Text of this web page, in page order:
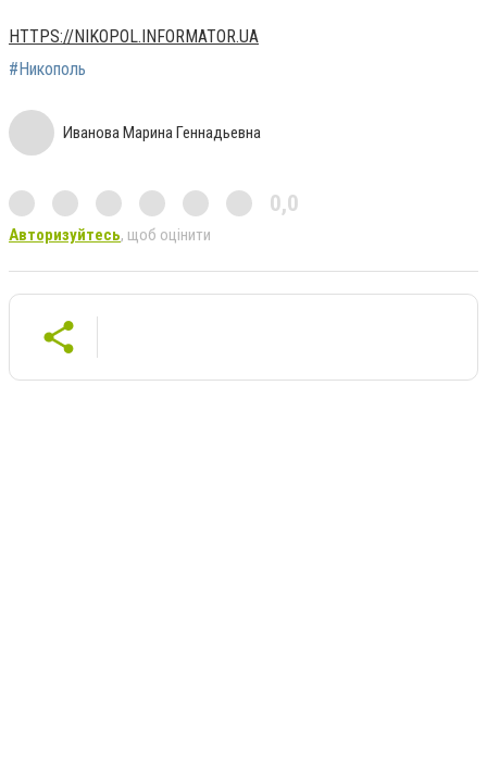
HTTPS://NIKOPOL.INFORMATOR.UA
#Никополь
Иванова Марина Геннадьевна
0,0
Авторизуйтесь, щоб оцінити